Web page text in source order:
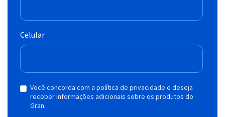
Celular
Você concorda com a política de privacidade e deseja
receber informações adicionais sobre os produtos do
Gran.